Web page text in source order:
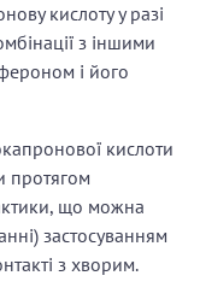
кислоту у разі
з іншими
і його
кислоти
протягом
що можна
застосуванням
з хворим.